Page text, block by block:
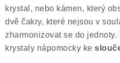
krystal, nebo kámen, který
dvě čakry, které nejsou v
zharmonizovat se do
krystaly nápomocky ke